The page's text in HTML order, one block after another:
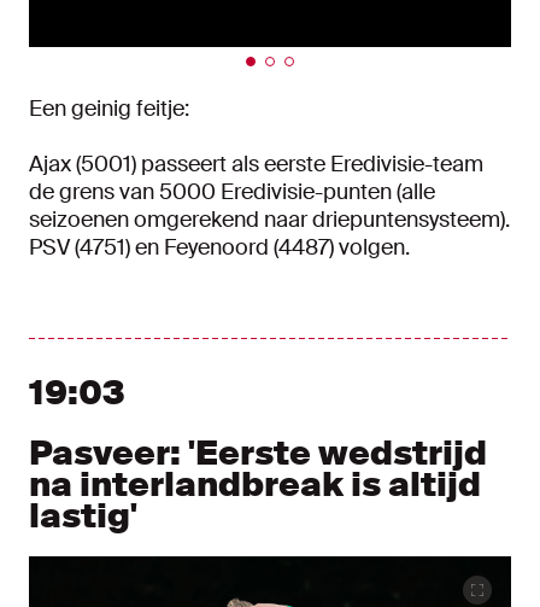
Een geinig feitje:
Ajax (5001) passeert als eerste Eredivisie-team
de grens van 5000 Eredivisie-punten (alle
seizoenen omgerekend naar driepuntensysteem).
PSV (4751) en Feyenoord (4487) volgen.
19:03
Pasveer: 'Eerste wedstrijd
na interlandbreak is altijd
lastig'